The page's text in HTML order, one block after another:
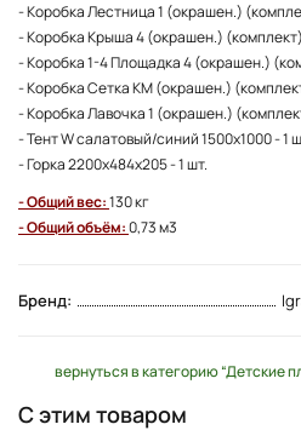
- Коробка Лестница 1 (окрашен.)
- Коробка Крыша 4 (окрашен.) (комплект)
- Коробка 1-4 Площадка 4 (окрашен.)
- Коробка Сетка КМ (окрашен.)
- Коробка Лавочка 1 (окрашен.)
- Тент W салатовый/синий 1500x1000 - 1
- Горка 2200x484x205 - 1 шт.
- Общий вес:130 кг
- Общий объём:0,73 м3
Бренд:
вернуться в категорию “Детские
С этим товаром